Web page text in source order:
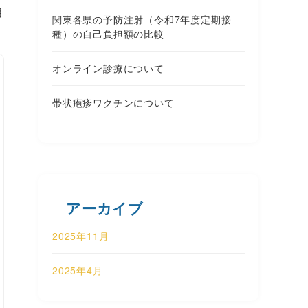
関東各県の予防注射（令和7年度定期接
種）の自己負担額の比較
オンライン診療について
帯状疱疹ワクチンについて
アーカイブ
2025年11月
2025年4月